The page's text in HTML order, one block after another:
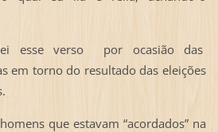
esse verso por ocasião das
em torno do resultado das eleições
que estavam “acordados” na